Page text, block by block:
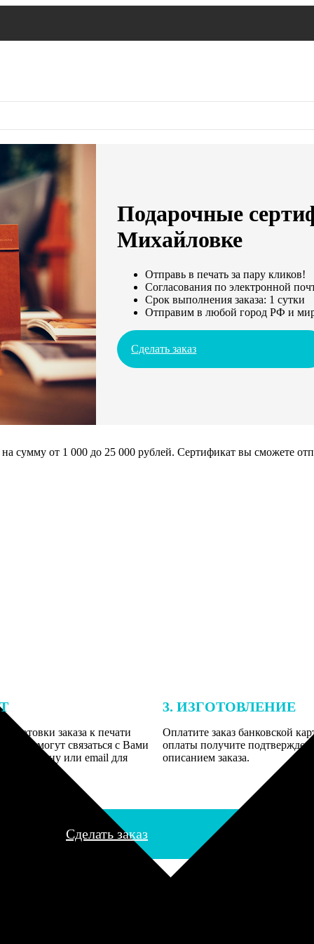
Подарочные
Михайловке
Отправь в печать за пару кликов!
Согласования по электронной
Срок выполнения заказа: 1 сутки
Отправим в любой город РФ и
Сделать заказ
сумму от 1 000 до 25 000 рублей. Сертификат вы сможете
заказа к печати
могут связаться с Вами
телефону или email для
3. ИЗГОТОВЛЕНИЕ
Оплатите заказ банковской
оплаты получите
описанием заказа.
Сделать заказ